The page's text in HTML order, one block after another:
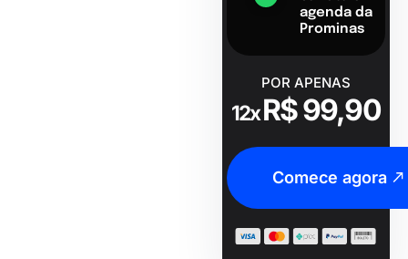
agenda da
Prominas
POR APENAS
12xR$ 99,90
Comece agora